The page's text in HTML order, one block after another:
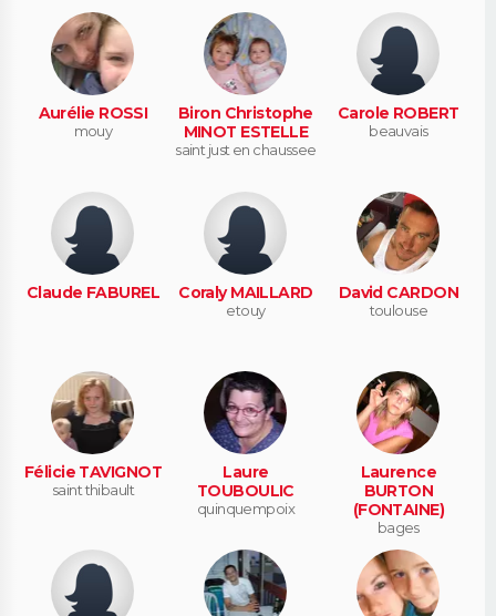
Aurélie ROSSI
mouy
Biron Christophe
MINOT ESTELLE
saint just en chaussee
Carole ROBERT
beauvais
Claude FABUREL Coraly MAILLARD
etouy
David CARDON
toulouse
Félicie TAVIGNOT
saint thibault
Laure
TOUBOULIC
quinquempoix
Laurence
BURTON
(FONTAINE)
bages